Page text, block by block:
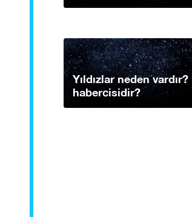
Yıldızlar neden
habercisidir?